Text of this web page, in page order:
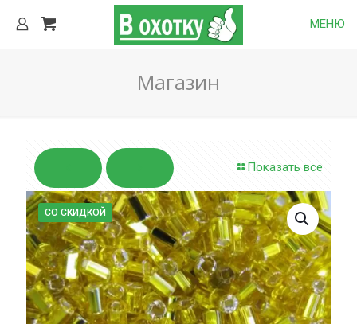
МЕНЮ
Магазин
Показать все
СО СКИДКОЙ